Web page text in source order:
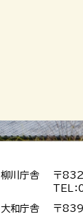
柳川庁舎
〒
TEL
大和庁舎 〒